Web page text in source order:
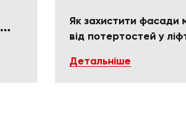
Як захистити фасади
від потертостей у
Детальніше